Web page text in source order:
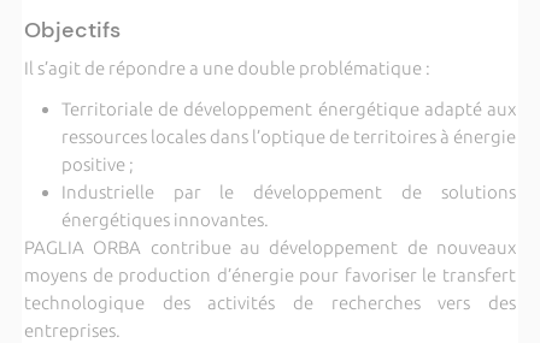
Objectifs
Il s’agit de répondre a une double problématique :
Territoriale de développement énergétique adapté aux
ressources locales dans l’optique de territoires à énergie
positive ;
Industrielle par le développement de solutions
énergétiques innovantes.
PAGLIA ORBA contribue au développement de nouveaux
moyens de production d’énergie pour favoriser le transfert
technologique des activités de recherches vers des
entreprises.